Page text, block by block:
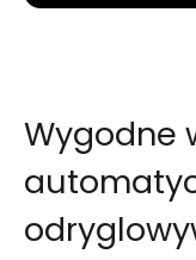
Wygodne